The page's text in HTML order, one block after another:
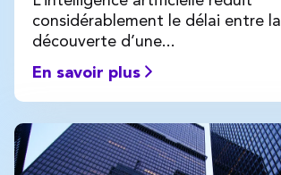
considérablement le délai entre la
découverte d’une...
En savoir plus